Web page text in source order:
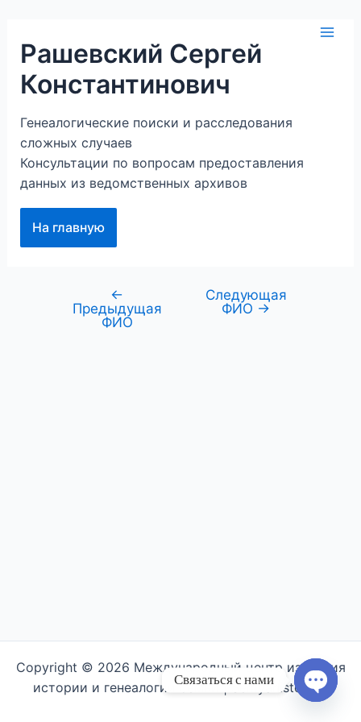
содержимому
Рашевский Сергей
Константинович
Генеалогические поиски и расследования
сложных случаев
Консультации по вопросам предоставления
данных из ведомственных архивов
На главную
Навигация←
Предыдущая
ФИО
Следующая
ФИО →
Copyright © 2026 Международный центр изучения
истории и генеалогии семьи | Semyahistory.ru
Связаться с нами